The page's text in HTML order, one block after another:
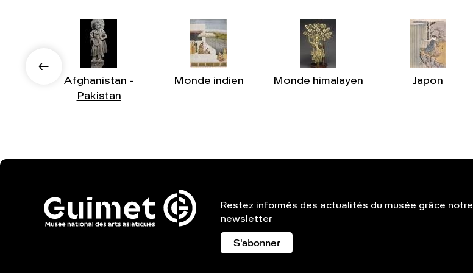
Afghanistan -
Pakistan
Monde indien Monde himalayen Japon
Restez informés des actualités du musée grâce notre
newsletter
S'abonner